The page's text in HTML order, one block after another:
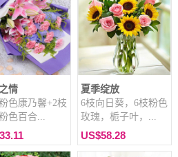
情
色康乃馨+2枝
色百合...
夏季绽放
6枝向日葵，6枝粉色
玫瑰，栀子叶，...
US$58.28